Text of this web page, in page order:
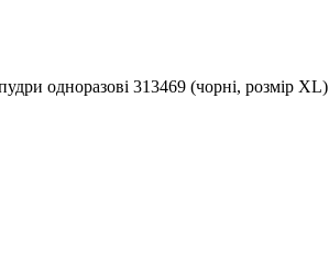
одноразові 313469 (чорні, розмір XL)